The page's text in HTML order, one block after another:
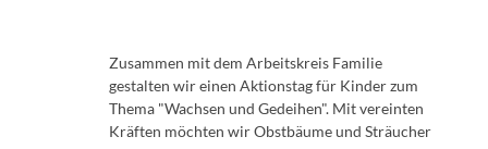
Zusammen mit dem Arbeitskreis Familie
gestalten wir einen Aktionstag für Kinder zum
Thema "Wachsen und Gedeihen". Mit vereinten
Kräften möchten wir Obstbäume und Sträucher